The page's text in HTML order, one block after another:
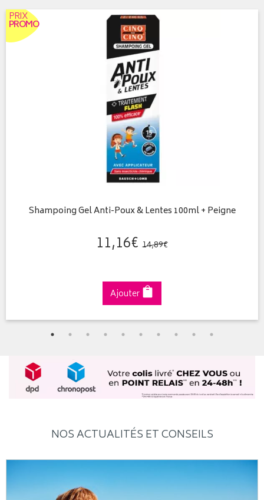
PRIX
PROMO
Shampoing Gel Anti-Poux & Lentes 100ml + Peigne
11,16€ 14,89€
Ajouter
NOS ACTUALITÉS ET CONSEILS